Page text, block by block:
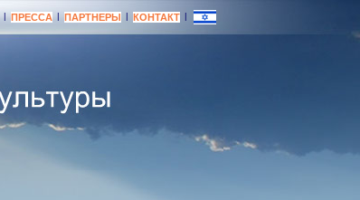
| ПРЕССА | ПАРТНЕРЫ | КОНТАКТ |